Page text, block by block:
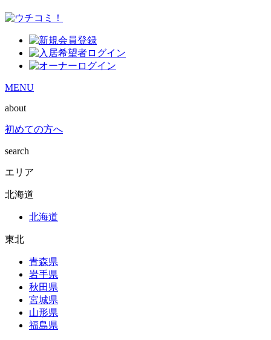
MENU
about
初めての方へ
search
エリア
北海道
北海道
東北
青森県
岩手県
秋田県
宮城県
山形県
福島県